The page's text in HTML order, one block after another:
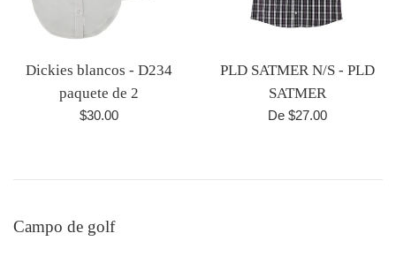
Dickies blancos - D234
paquete de 2
Precio
$30.00
PLD SATMER N/S - PLD
SATMER
De $27.00
Campo de golf